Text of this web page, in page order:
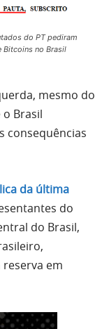
do PT pediram
Bitcoins no Brasil
mesmo do
Brasil
consequências
da última
do
do Brasil,
em